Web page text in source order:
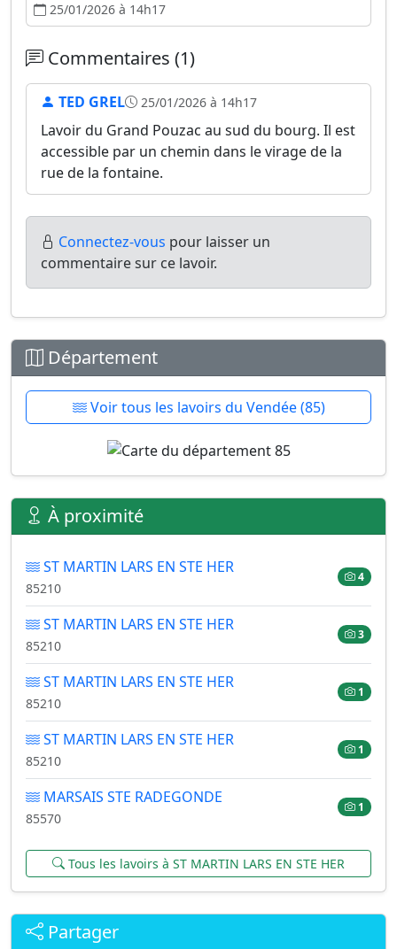
25/01/2026 à 14h17
Commentaires (1)
TED GREL 25/01/2026 à 14h17
Lavoir du Grand Pouzac au sud du bourg. Il est
accessible par un chemin dans le virage de la
rue de la fontaine.
Connectez-vous pour laisser un
commentaire sur ce lavoir.
Département
Voir tous les lavoirs du Vendée (85)
À proximité
ST MARTIN LARS EN STE HER
85210
4
ST MARTIN LARS EN STE HER
85210
3
ST MARTIN LARS EN STE HER
85210
1
ST MARTIN LARS EN STE HER
85210
1
MARSAIS STE RADEGONDE
85570
1
Tous les lavoirs à ST MARTIN LARS EN STE HER
Partager